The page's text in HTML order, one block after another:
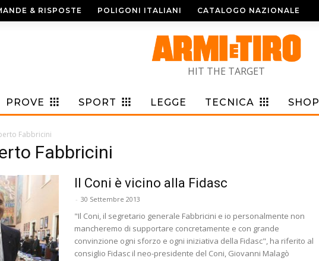
& RISPOSTE POLIGONI ITALIANI CATALOGO NAZIONALE
HIT THE TARGET
PROVE SPORT LEGGE TECNICA SHOP
Fabbricini
Fabbricini
Il Coni è vicino alla Fidasc
- 30 Settembre 2013
"Il Coni, il segretario generale Fabbricini e io personalmente non
mancheremo di supportare concretamente e con grande
convinzione ogni sforzo e ogni iniziativa della Fidasc", ha riferito al
consiglio Fidasc il neo-presidente del Coni, Giovanni Malagò